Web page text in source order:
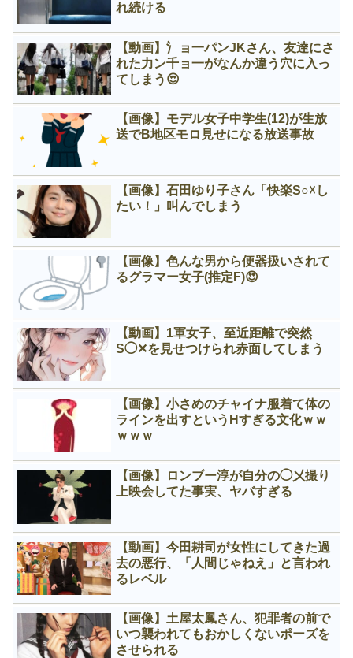
れ続ける
【動画】氵ョ一パンJKさん、友達にさ
れた力ン千ョ一がなんか違う穴に入っ
てしまう😍
【画像】モデル女子中学生(12)が生放
送でB地区モロ見せになる放送事故
【画像】石田ゆり子さん「快楽S○☓し
たい！」叫んでしまう
【画像】色んな男から便器扱いされて
るグラマー女子(推定F)😍
【動画】1軍女子、至近距離で突然
S◯✕を見せつけられ赤面してしまう
【画像】小さめのチャイナ服着て体の
ラインを出すというНすぎる文化ｗｗ
ｗｗｗ
【画像】ロンブー淳が自分の◯㐅撮り
上映会してた事実、ヤバすぎる
【動画】今田耕司が女性にしてきた過
去の悪行、「人間じゃねえ」と言われ
るレベル
【画像】土屋太鳳さん、犯罪者の前で
いつ襲われてもおかしくないポーズを
させられる